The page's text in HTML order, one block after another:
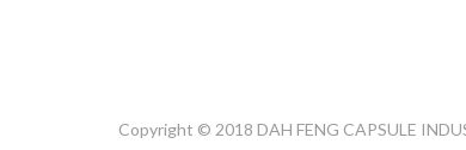
Copyright © 2018 DAH FENG CAPSULE